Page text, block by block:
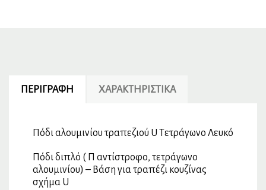
ΠΕΡΙΓΡΑΦΉ ΧΑΡΑΚΤΗΡΙΣΤΙΚΆ
Πόδι αλουμινίου τραπεζιού U Τετράγωνο Λευκό
Πόδι διπλό ( Π αντίστροφο, τετράγωνο
αλουμινίου) – Βάση για τραπέζι κουζίνας
σχήμα U